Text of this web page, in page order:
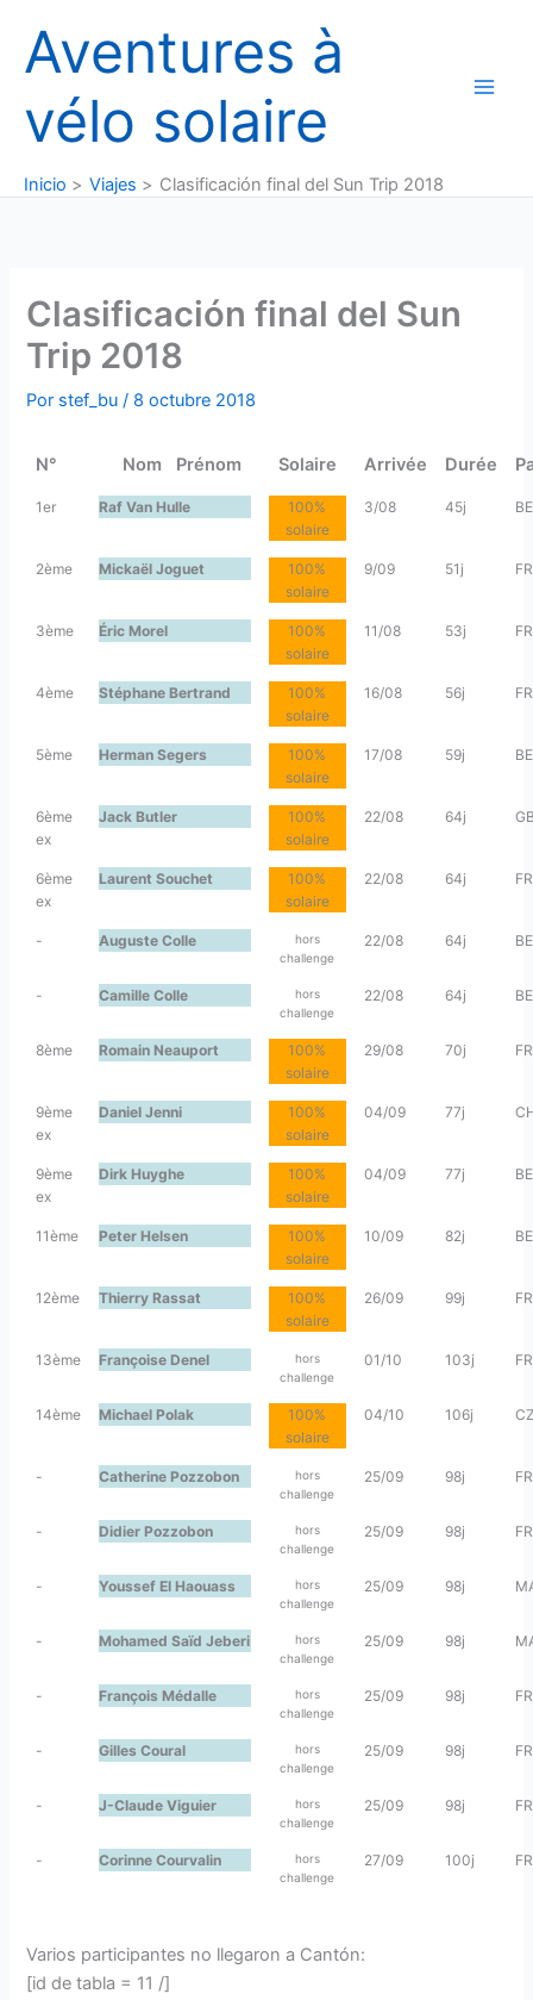
contenido
Aventures à
vélo solaire
Inicio Viajes Clasificación final del Sun Trip 2018
Clasificación final del Sun
Trip 2018
Por stef_bu/ 8 octubre 2018
N° Nom Prénom Solaire Arrivée Durée
1er Raf Van Hulle
100%
solaire
3/08 45j BE
2ème Mickaël Joguet
100%
solaire
9/09 51j FR
3ème Éric Morel
100%
solaire
11/08 53j FR
4ème Stéphane Bertrand
100%
solaire
16/08 56j FR
5ème Herman Segers
100%
solaire
17/08 59j BE
6ème
ex
Jack Butler
100%
solaire
22/08 64j
6ème
ex
Laurent Souchet
100%
solaire
22/08 64j FR
- Auguste Colle
hors
challenge
22/08 64j BE
- Camille Colle
hors
challenge
22/08 64j BE
8ème Romain Neauport
100%
solaire
29/08 70j FR
9ème
ex
Daniel Jenni
100%
solaire
04/09 77j
9ème
ex
Dirk Huyghe
100%
solaire
04/09 77j BE
11ème Peter Helsen
100%
solaire
10/09 82j BE
12ème Thierry Rassat
100%
solaire
26/09 99j FR
13ème Françoise Denel
hors
challenge
01/10 103j FR
14ème Michael Polak
100%
solaire
04/10 106j
- Catherine Pozzobon
hors
challenge
25/09 98j FR
- Didier Pozzobon
hors
challenge
25/09 98j FR
- Youssef El Haouass
hors
challenge
25/09 98j
- Mohamed Saïd Jeberi
hors
challenge
25/09 98j
- François Médalle
hors
challenge
25/09 98j FR
- Gilles Coural
hors
challenge
25/09 98j FR
- J-Claude Viguier
hors
challenge
25/09 98j FR
- Corinne Courvalin
hors
challenge
27/09 100j FR
Varios participantes no llegaron a Cantón:
[id de tabla = 11 /]